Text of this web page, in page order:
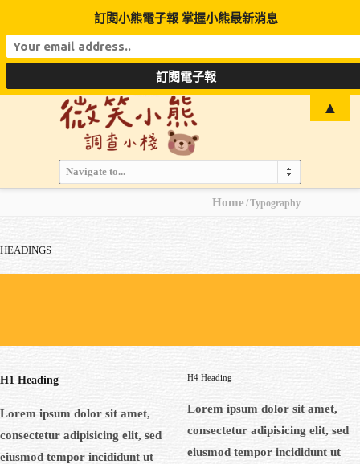
Navigate to...
Home Typography
HEADINGS
H1 Heading
Lorem ipsum dolor sit amet,
consectetur adipisicing elit, sed
eiusmod tempor incididunt ut
H4 Heading
Lorem ipsum dolor sit amet,
consectetur adipisicing elit, sed
eiusmod tempor incididunt ut
訂閱小熊電子報 掌握小熊最新消息
▲